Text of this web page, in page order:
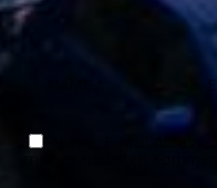
Name, E-Mail-
meinen nächsten